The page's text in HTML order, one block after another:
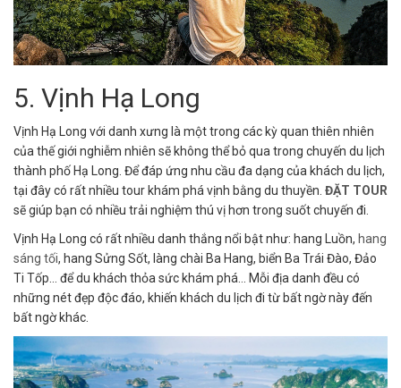
5. Vịnh Hạ Long
Vịnh Hạ Long với danh xưng là một trong các kỳ quan thiên nhiên
của thế giới nghiễm nhiên sẽ không thể bỏ qua trong chuyến du lịch
thành phố Hạ Long. Để đáp ứng nhu cầu đa dạng của khách du lịch,
tại đây có rất nhiều tour khám phá vịnh bằng du thuyền. ĐẶT TOUR
sẽ giúp bạn có nhiều trải nghiệm thú vị hơn trong suốt chuyến đi.
Vịnh Hạ Long có rất nhiều danh thắng nổi bật như: hang Luồn, hang
sáng tối, hang Sửng Sốt, làng chài Ba Hang, biển Ba Trái Đào, Đảo
Ti Tốp… để du khách thỏa sức khám phá… Mỗi địa danh đều có
những nét đẹp độc đáo, khiến khách du lịch đi từ bất ngờ này đến
bất ngờ khác.